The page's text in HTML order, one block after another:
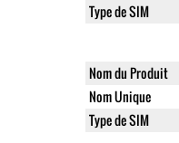
Type de SIM
Nom du Produit
Nom Unique
Type de SIM